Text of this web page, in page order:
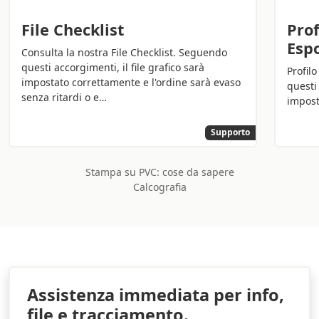
vostre necessità:
Si attacca con facilità alle superfici
Facile da rimuovere
Non lascia residui
Completamente personalizzabile
Questa tipologia di adesivo è il modo più efficace per
importante per far arrivare la vostra azienda prima al
Perché stampare su PVC
File Checklist
Consulta la nostra File Checklist. Seguendo
questi accorgimenti, il file grafico sarà
impostato correttamente e l'ordine sarà evaso
senza ritardi o e…
Supporto
Stampa su PVC: cose da sapere
Calcografia
Assistenza immediata per info,